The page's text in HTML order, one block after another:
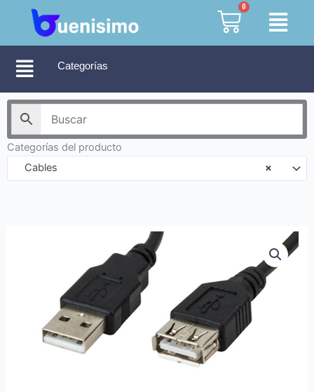
contenido
0
Cart
Categorías
Categorías del producto
×
Cables